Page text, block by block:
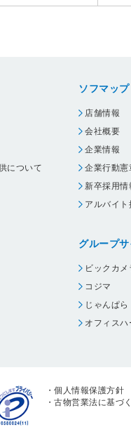
について
ソフマップ
店舗情報
会社概要
企業情報
企業行動憲
新卒採用情
アルバイト
グループサ
ビックカメ
コジマ
じゃんぱら
オフィスハ
・個人情報保護方針
・古物営業法に基づ